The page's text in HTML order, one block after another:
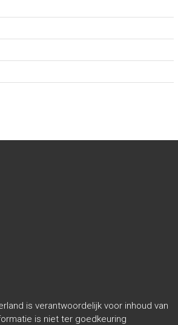
is verantwoordelijk voor inhoud van
is niet ter goedkeuring